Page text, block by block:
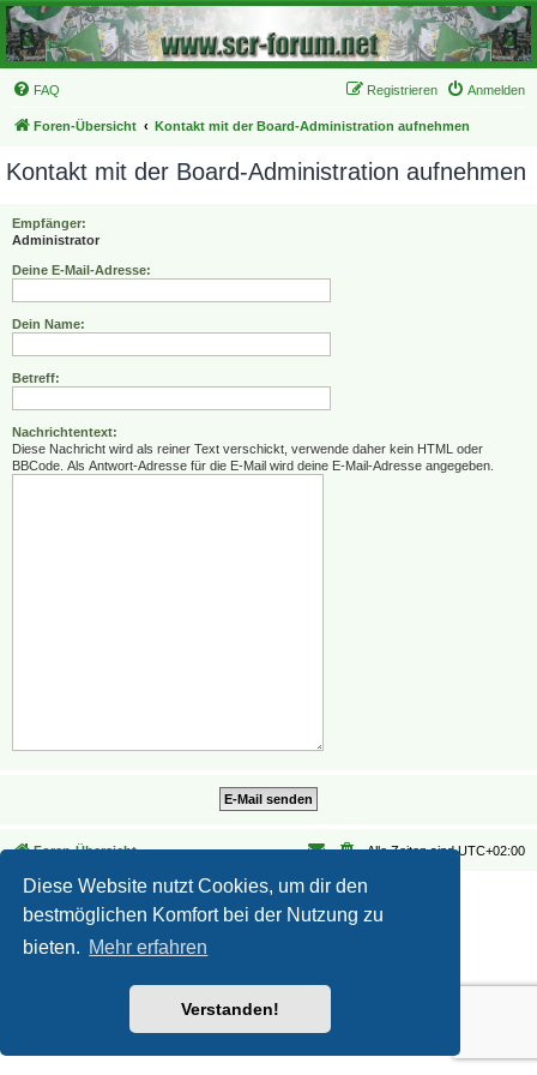
Diese Website nutzt Cookies, um dir den
bestmöglichen Komfort bei der Nutzung zu
bieten. Mehr erfahren
Verstanden!
FAQ Anmelden
Registrieren
Foren-Übersicht Kontakt mit der Board-Administration aufnehmen
Kontakt mit der Board-Administration aufnehmen
Empfänger:
Administrator
Deine E-Mail-Adresse:
Dein Name:
Betreff:
Nachrichtentext:
Diese Nachricht wird als reiner Text verschickt, verwende daher kein HTML oder
BBCode. Als Antwort-Adresse für die E-Mail wird deine E-Mail-Adresse angegeben.
Foren-Übersicht Alle Zeiten sindUTC+02:00
Datenschutz|Nutzungsbedingungen